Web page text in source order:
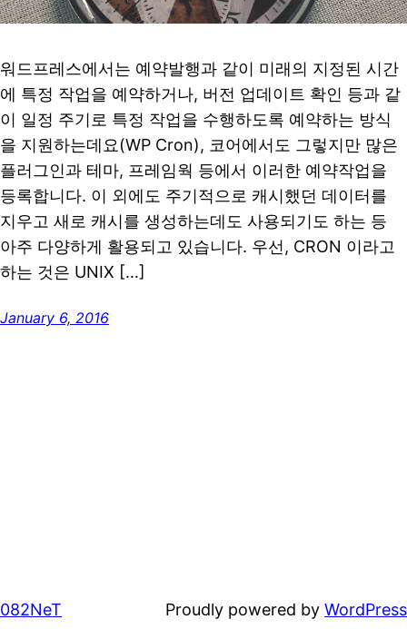
워드프레스에서는 예약발행과 같이 미래의 지정된 시간
에 특정 작업을 예약하거나, 버전 업데이트 확인 등과 같
이 일정 주기로 특정 작업을 수행하도록 예약하는 방식
을 지원하는데요(WP Cron), 코어에서도 그렇지만 많은
플러그인과 테마, 프레임웍 등에서 이러한 예약작업을
등록합니다. 이 외에도 주기적으로 캐시했던 데이터를
지우고 새로 캐시를 생성하는데도 사용되기도 하는 등
아주 다양하게 활용되고 있습니다. 우선, CRON 이라고
하는 것은 UNIX […]
January 6, 2016
082NeT Proudly powered by WordPress